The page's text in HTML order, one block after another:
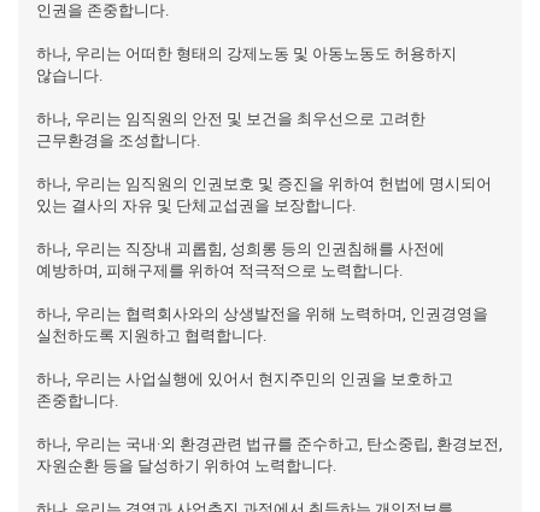
인권을 존중합니다.
하나, 우리는 어떠한 형태의 강제노동 및 아동노동도 허용하지
않습니다.
하나, 우리는 임직원의 안전 및 보건을 최우선으로 고려한
근무환경을 조성합니다.
하나, 우리는 임직원의 인권보호 및 증진을 위하여 헌법에 명시되어
있는 결사의 자유 및 단체교섭권을 보장합니다.
하나, 우리는 직장내 괴롭힘, 성희롱 등의 인권침해를 사전에
예방하며, 피해구제를 위하여 적극적으로 노력합니다.
하나, 우리는 협력회사와의 상생발전을 위해 노력하며, 인권경영을
실천하도록 지원하고 협력합니다.
하나, 우리는 사업실행에 있어서 현지주민의 인권을 보호하고
존중합니다.
하나, 우리는 국내·외 환경관련 법규를 준수하고, 탄소중립, 환경보전,
자원순환 등을 달성하기 위하여 노력합니다.